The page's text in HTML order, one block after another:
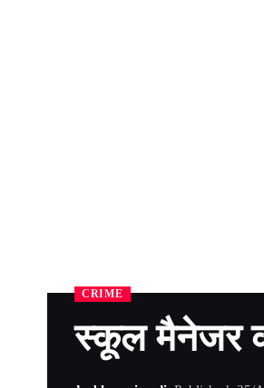
CRIME
स्कूल मैनेजर